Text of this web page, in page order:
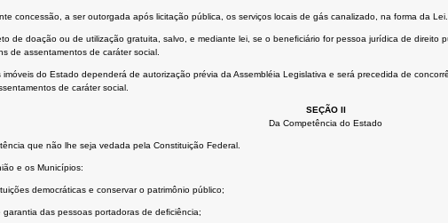
concessão, a ser outorgada após licitação pública, os serviços locais de gás canalizado, na forma da Lei.
de doação ou de utilização gratuita, salvo, e mediante lei, se o beneﬁciário for pessoa jurídica de
de assentamentos de caráter social.
do Estado dependerá de autorização prévia da Assembléia Legislativa e será precedida de
de caráter social.
SEÇÃO II
Da Competência do Estado
que não lhe seja vedada pela Constituição Federal.
e os Municípios:
democráticas e conservar o patrimônio público;
das pessoas portadoras de deﬁciência;